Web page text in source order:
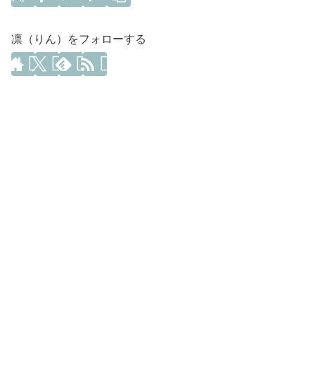
凛（りん）をフォローする